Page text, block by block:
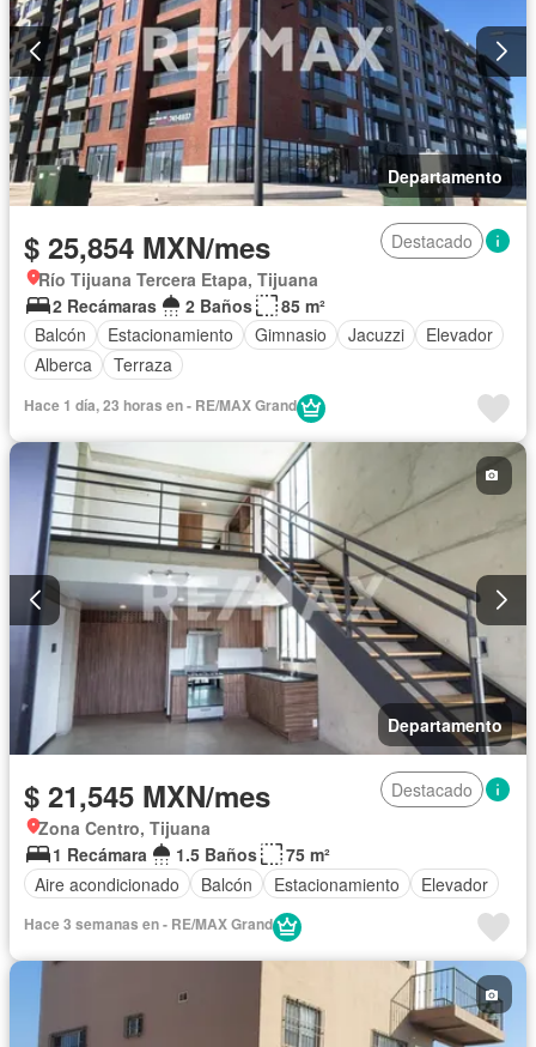
Departamento
$ 25,854 MXN/mes
Destacado
Río Tijuana Tercera Etapa, Tijuana
2 Recámaras
2 Baños
85 m²
Balcón
Estacionamiento Gimnasio Jacuzzi
Elevador
Alberca
Terraza
Hace 1 día, 23 horas en - RE/MAX Grand
Departamento
$ 21,545 MXN/mes
Destacado
Zona Centro, Tijuana
1 Recámara
1.5 Baños
75 m²
Aire acondicionado
Balcón Estacionamiento Elevador
Hace 3 semanas en - RE/MAX Grand